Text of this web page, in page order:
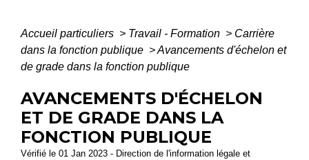
Accueil particuliers > Travail - Formation > Carrière
dans la fonction publique >Avancements d'échelon et
de grade dans la fonction publique
AVANCEMENTS D'ÉCHELON
ET DE GRADE DANS LA
FONCTION PUBLIQUE
Vérifié le 01 Jan 2023 - Direction de l'information légale et